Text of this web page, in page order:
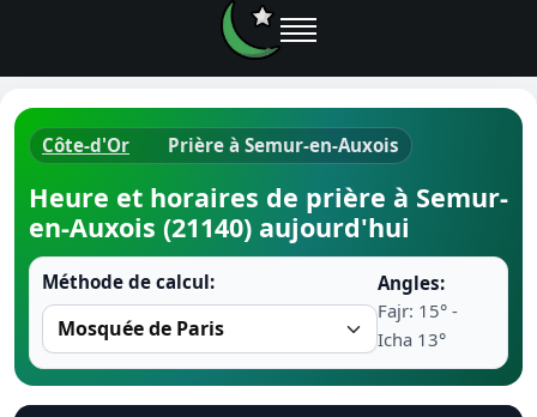
Ramadan
Côte-d'Or Prière à Semur-en-Auxois
Heure et horaires de prière à Semur-
en-Auxois (21140) aujourd'hui
Méthode de calcul:
Angles:
Fajr: 15° -
Icha 13°